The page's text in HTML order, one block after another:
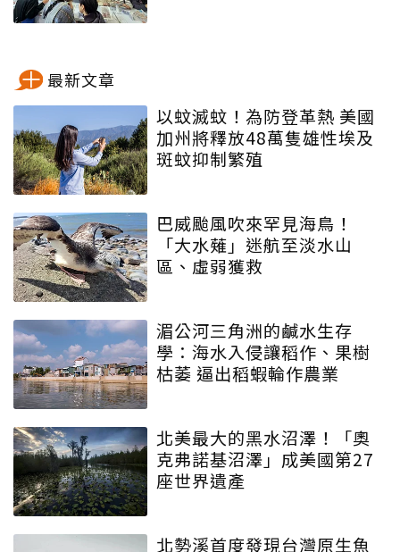
最新文章
以蚊滅蚊！為防登革熱 美國
加州將釋放48萬隻雄性埃及
斑蚊抑制繁殖
巴威颱風吹來罕見海鳥！
「大水薙」迷航至淡水山
區、虛弱獲救
湄公河三角洲的鹹水生存
學：海水入侵讓稻作、果樹
枯萎 逼出稻蝦輪作農業
北美最大的黑水沼澤！「奧
克弗諾基沼澤」成美國第27
座世界遺產
北勢溪首度發現台灣原生魚